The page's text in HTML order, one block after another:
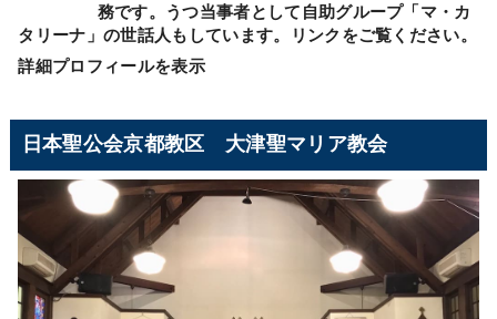
務です。うつ当事者として自助グループ「マ・カ
タリーナ」の世話人もしています。リンクをご覧ください。
詳細プロフィールを表示
日本聖公会京都教区 大津聖マリア教会